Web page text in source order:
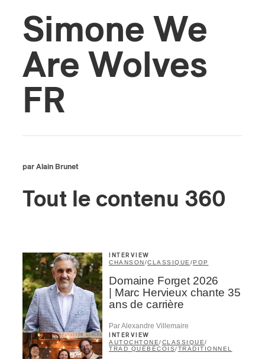
Simone We
Are Wolves
FR
par Alain Brunet
Tout le contenu 360
INTERVIEW
CHANSON/CLASSIQUE /POP
Domaine Forget 2026
| Marc Hervieux chante 35
ans de carrière
Par Alexandre Villemaire
INTERVIEW
AUTOCHTONE/CLASSIQUE/
TRAD QUÉBÉCOIS/TRADITIONNEL